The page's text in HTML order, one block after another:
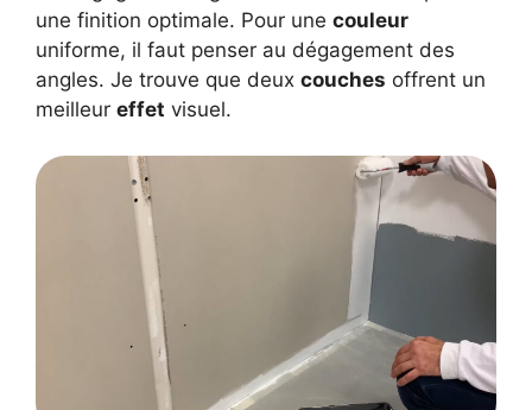
une finition optimale. Pour une couleur
uniforme, il faut penser au dégagement des
angles. Je trouve que deux couches offrent un
meilleur effet visuel.